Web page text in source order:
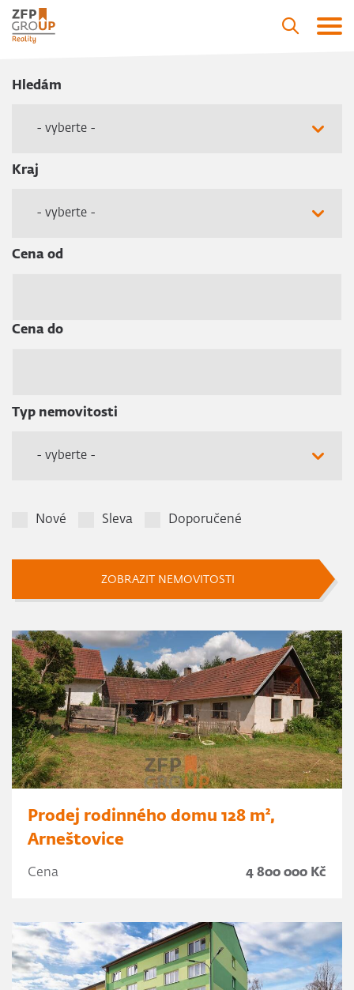
Hledám
- vyberte -
Kraj
- vyberte -
Cena od
Cena do
Typ nemovitosti
- vyberte -
Nové Sleva Doporučené
ZOBRAZIT NEMOVITOSTI
Prodej rodinného domu 128 m²,
Arneštovice
Cena 4 800 000 Kč